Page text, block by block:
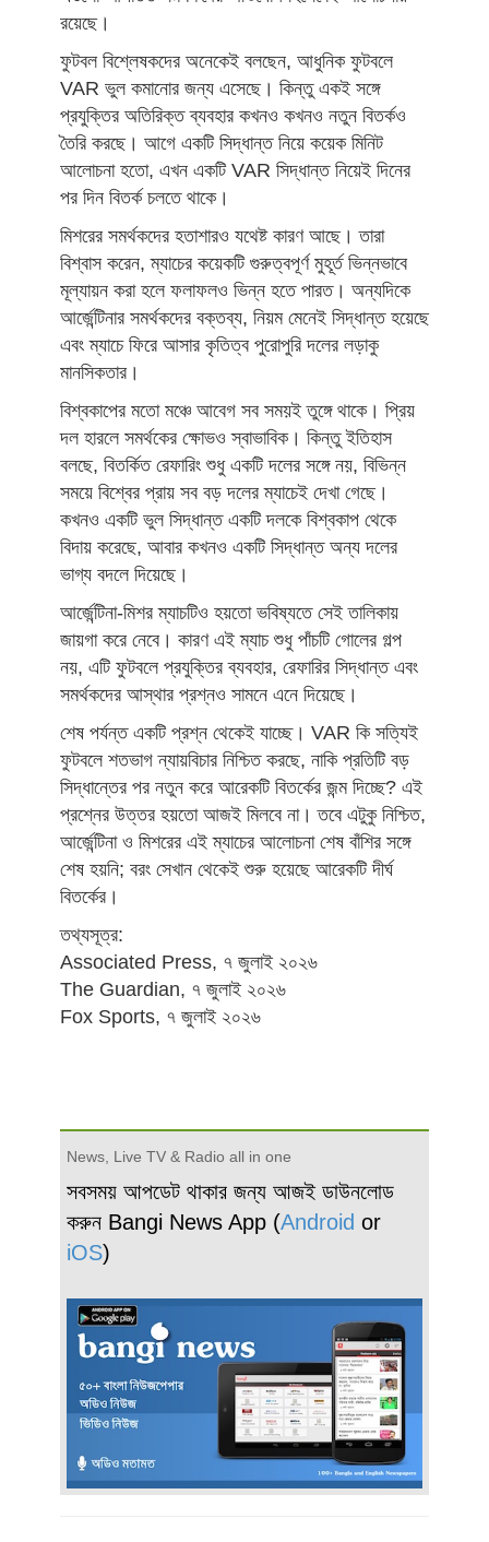
রয়েছে।
ফুটবল বিশ্লেষকদের অনেকেই বলছেন, আধুনিক ফুটবলে
VAR ভুল কমানোর জন্য এসেছে। কিন্তু একই সঙ্গে
প্রযুক্তির অতিরিক্ত ব্যবহার কখনও কখনও নতুন বিতর্কও
তৈরি করছে। আগে একটি সিদ্ধান্ত নিয়ে কয়েক মিনিট
আলোচনা হতো, এখন একটি VAR সিদ্ধান্ত নিয়েই দিনের
পর দিন বিতর্ক চলতে থাকে।
মিশরের সমর্থকদের হতাশারও যথেষ্ট কারণ আছে। তারা
বিশ্বাস করেন, ম্যাচের কয়েকটি গুরুত্বপূর্ণ মুহূর্ত ভিন্নভাবে
মূল্যায়ন করা হলে ফলাফলও ভিন্ন হতে পারত। অন্যদিকে
আর্জেন্টিনার সমর্থকদের বক্তব্য, নিয়ম মেনেই সিদ্ধান্ত হয়েছে
এবং ম্যাচে ফিরে আসার কৃতিত্ব পুরোপুরি দলের লড়াকু
মানসিকতার।
বিশ্বকাপের মতো মঞ্চে আবেগ সব সময়ই তুঙ্গে থাকে। প্রিয়
দল হারলে সমর্থকের ক্ষোভও স্বাভাবিক। কিন্তু ইতিহাস
বলছে, বিতর্কিত রেফারিং শুধু একটি দলের সঙ্গে নয়, বিভিন্ন
সময়ে বিশ্বের প্রায় সব বড় দলের ম্যাচেই দেখা গেছে।
কখনও একটি ভুল সিদ্ধান্ত একটি দলকে বিশ্বকাপ থেকে
বিদায় করেছে, আবার কখনও একটি সিদ্ধান্ত অন্য দলের
ভাগ্য বদলে দিয়েছে।
আর্জেন্টিনা-মিশর ম্যাচটিও হয়তো ভবিষ্যতে সেই তালিকায়
জায়গা করে নেবে। কারণ এই ম্যাচ শুধু পাঁচটি গোলের গল্প
নয়, এটি ফুটবলে প্রযুক্তির ব্যবহার, রেফারির সিদ্ধান্ত এবং
সমর্থকদের আস্থার প্রশ্নও সামনে এনে দিয়েছে।
শেষ পর্যন্ত একটি প্রশ্ন থেকেই যাচ্ছে। VAR কি সত্যিই
ফুটবলে শতভাগ ন্যায়বিচার নিশ্চিত করছে, নাকি প্রতিটি বড়
সিদ্ধান্তের পর নতুন করে আরেকটি বিতর্কের জন্ম দিচ্ছে? এই
প্রশ্নের উত্তর হয়তো আজই মিলবে না। তবে এটুকু নিশ্চিত,
আর্জেন্টিনা ও মিশরের এই ম্যাচের আলোচনা শেষ বাঁশির সঙ্গে
শেষ হয়নি; বরং সেখান থেকেই শুরু হয়েছে আরেকটি দীর্ঘ
বিতর্কের।
তথ্যসূত্র:
Associated Press, ৭ জুলাই ২০২৬
The Guardian, ৭ জুলাই ২০২৬
Fox Sports, ৭ জুলাই ২০২৬
News, Live TV & Radio all in one
সবসময় আপডেট থাকার জন্য আজই ডাউনলোড
করুন Bangi News App (Android or
iOS)